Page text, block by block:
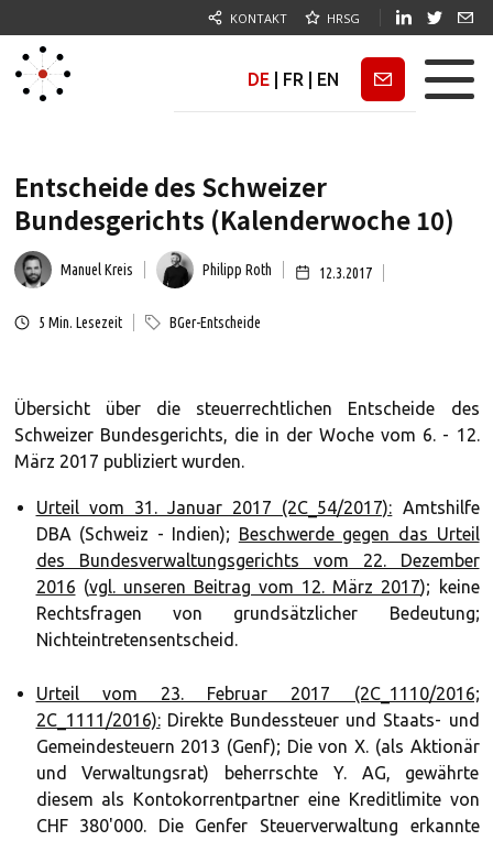
KONTAKT HRSG
DE FR EN Newsletter
Entscheide des Schweizer
Bundesgerichts (Kalenderwoche 10)
Manuel Kreis Philipp Roth 12.3.2017
5 Min. Lesezeit BGer-Entscheide
Übersicht über die steuerrechtlichen Entscheide des
Schweizer Bundesgerichts, die in der Woche vom 6. - 12.
März 2017 publiziert wurden.
Urteil vom 31. Januar 2017 (2C_54/2017): Amtshilfe
DBA (Schweiz - Indien); Beschwerde gegen das Urteil
des Bundesverwaltungsgerichts vom 22. Dezember
2016 (vgl. unseren Beitrag vom 12. März 2017); keine
Rechtsfragen von grundsätzlicher Bedeutung;
Nichteintretensentscheid.
Urteil vom 23. Februar 2017 (2C_1110/2016;
2C_1111/2016):Direkte Bundessteuer und Staats- und
Gemeindesteuern 2013 (Genf); Die von X. (als Aktionär
und Verwaltungsrat) beherrschte Y. AG, gewährte
diesem als Kontokorrentpartner eine Kreditlimite von
CHF 380'000. Die Genfer Steuerverwaltung erkannte